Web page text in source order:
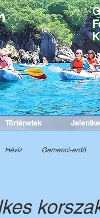
Történetek
Hévíz Gemenci-erdő